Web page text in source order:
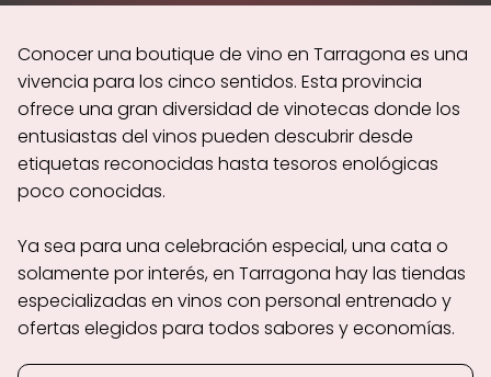
Conocer una boutique de vino en Tarragona es una
vivencia para los cinco sentidos. Esta provincia
ofrece una gran diversidad de vinotecas donde los
entusiastas del vinos pueden descubrir desde
etiquetas reconocidas hasta tesoros enológicas
poco conocidas.
Ya sea para una celebración especial, una cata o
solamente por interés, en Tarragona hay las tiendas
especializadas en vinos con personal entrenado y
ofertas elegidos para todos sabores y economías.